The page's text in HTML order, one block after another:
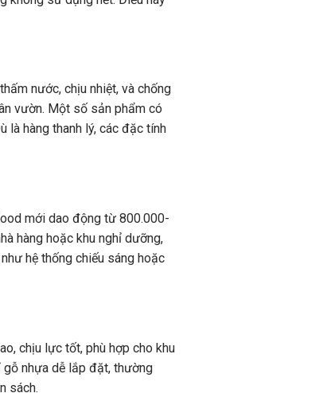
nước, chịu nhiệt, và chống
vườn. Một số sản phẩm có
là hàng thanh lý, các đặc tính
mới dao động từ 800.000-
hàng hoặc khu nghỉ dưỡng,
hệ thống chiếu sáng hoặc
chịu lực tốt, phù hợp cho khu
gỗ nhựa dễ lắp đặt, thường
sách.